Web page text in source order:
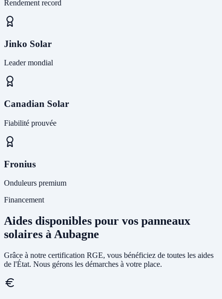
Rendement record
Jinko Solar
Leader mondial
Canadian Solar
Fiabilité prouvée
Fronius
Onduleurs premium
Financement
Aides disponibles pour vos panneaux
solaires à Aubagne
Grâce à notre certification RGE, vous bénéficiez de toutes les aides
de l'État. Nous gérons les démarches à votre place.